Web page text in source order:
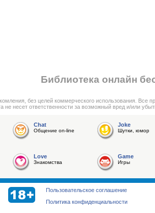
Библиотека онлайн
без целей коммерческого использования.
не несет ответственности за возможный вред и/или
Chat
Общение on-line
Joke
Шутки, юмор
Love
Знакомства
Game
Игры
Пользовательское соглашение
Политика конфиденциальности